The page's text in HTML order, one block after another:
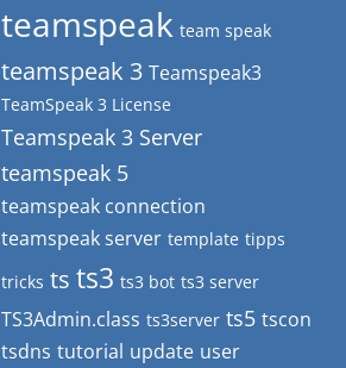
teamspeak team speak
teamspeak 3 Teamspeak3
TeamSpeak 3 License
Teamspeak 3 Server
teamspeak 5
teamspeak connection
teamspeak server template tipps
tricks ts ts3 ts3 bot ts3 server
TS3Admin.class ts3server ts5 tscon
tsdns tutorial update user